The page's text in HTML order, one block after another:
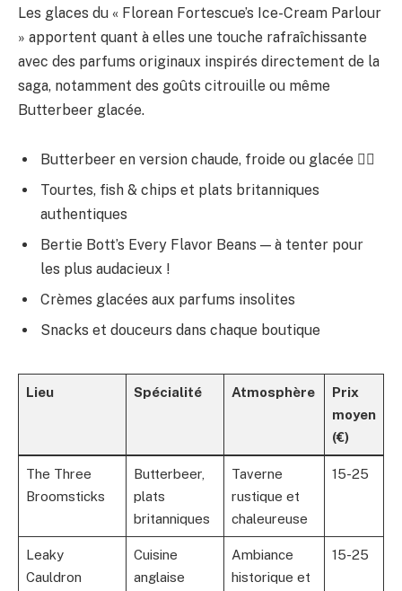
Les glaces du « Florean Fortescue’s Ice-Cream Parlour
» apportent quant à elles une touche rafraîchissante
avec des parfums originaux inspirés directement de la
saga, notamment des goûts citrouille ou même
Butterbeer glacée.
Butterbeer en version chaude, froide ou glacée 🧙‍♂️
Tourtes, fish & chips et plats britanniques
authentiques
Bertie Bott’s Every Flavor Beans — à tenter pour
les plus audacieux !
Crèmes glacées aux parfums insolites
Snacks et douceurs dans chaque boutique
Lieu Spécialité Atmosphère
Prix
moyen
(€)
The Three
Broomsticks
Butterbeer,
plats
britanniques
Taverne
rustique et
chaleureuse
15-25
Leaky
Cauldron
Cuisine
anglaise
Ambiance
historique et
15-25